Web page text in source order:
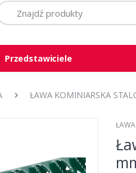
Przedstawiciele
ŁAWA KOMINIARSKA